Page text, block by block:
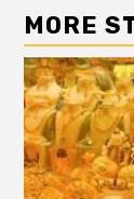
MORE